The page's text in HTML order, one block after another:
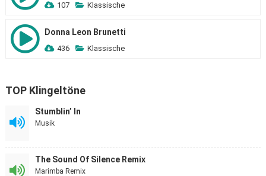
107 Klassische
Donna Leon Brunetti
436 Klassische
TOP Klingeltöne
Stumblin’ In
Musik
The Sound Of Silence Remix
Marimba Remix